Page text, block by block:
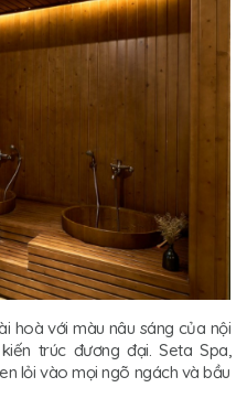
hoà với màu nâu sáng của nội
trúc đương đại. Seta Spa,
lỏi vào mọi ngõ ngách và bầu